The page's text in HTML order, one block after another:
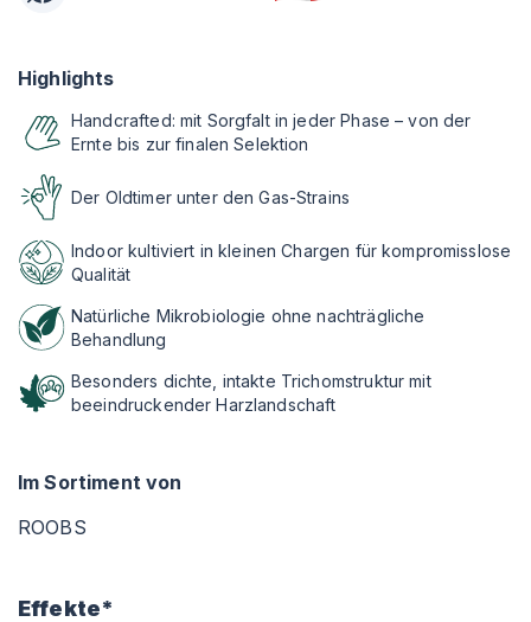
Highlights
Handcrafted: mit Sorgfalt in jeder Phase – von der
Ernte bis zur finalen Selektion
Der Oldtimer unter den Gas-Strains
Indoor kultiviert in kleinen Chargen für kompromisslose
Qualität
Natürliche Mikrobiologie ohne nachträgliche
Behandlung
Besonders dichte, intakte Trichomstruktur mit
beeindruckender Harzlandschaft
Im Sortiment von
ROOBS
Effekte*